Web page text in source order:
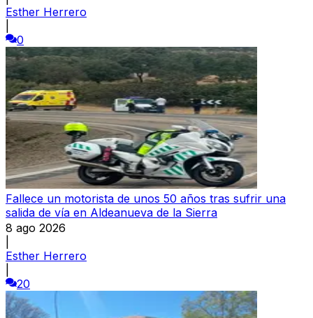
Esther Herrero
0
Fallece un motorista de unos 50 años tras sufrir una
salida de vía en Aldeanueva de la Sierra
8 ago 2026
Esther Herrero
20